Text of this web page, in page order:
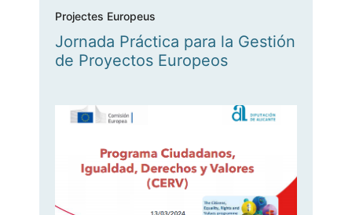
Projectes Europeus
Jornada Práctica para la Gestión
de Proyectos Europeos